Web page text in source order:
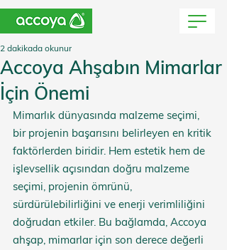
Accoya Ahşabın Mimarlar
İçin Önemi
2 dakikada okunur
Mimarlık dünyasında malzeme seçimi,
bir projenin başarısını belirleyen en kritik
faktörlerden biridir. Hem estetik hem de
işlevsellik açısından doğru malzeme
seçimi, projenin ömrünü,
sürdürülebilirliğini ve enerji verimliliğini
doğrudan etkiler. Bu bağlamda, Accoya
ahşap, mimarlar için son derece değerli